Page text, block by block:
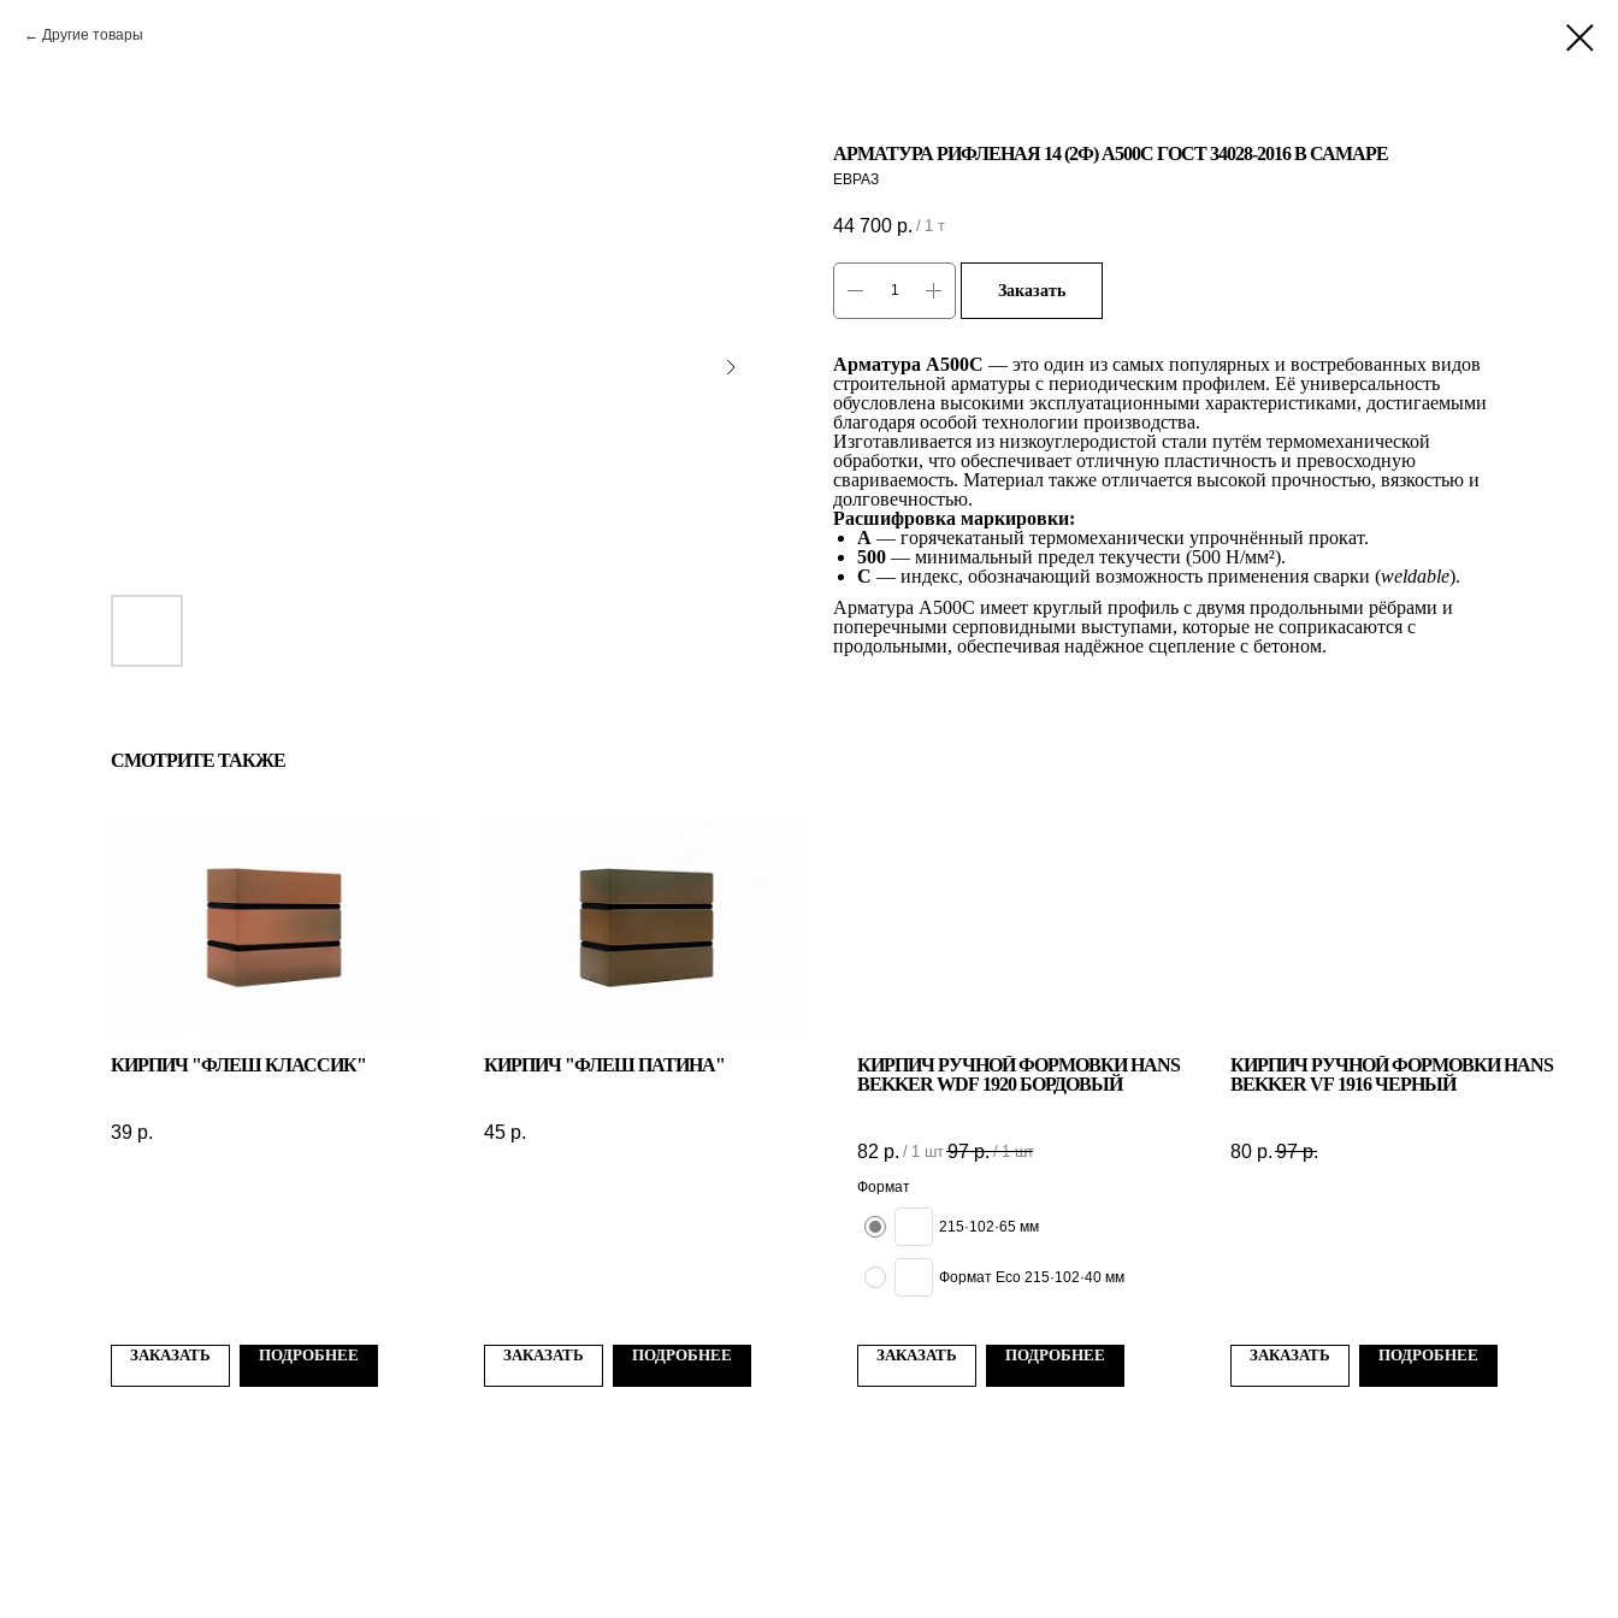
Другие товары
АРМАТУРА РИФЛЕНАЯ 14 (2Ф) А500С ГОСТ 34028-2016 В САМАРЕ
ЕВРАЗ
44 700 р. / 1 т
Заказать
Арматура А500С — это один из самых популярных и востребованных видов
строительной арматуры с периодическим профилем. Её универсальность
обусловлена высокими эксплуатационными характеристиками, достигаемыми
благодаря особой технологии производства.
Изготавливается из низкоуглеродистой стали путём термомеханической
обработки, что обеспечивает отличную пластичность и превосходную
свариваемость. Материал также отличается высокой прочностью, вязкостью и
долговечностью.
Расшифровка маркировки:
А — горячекатаный термомеханически упрочнённый прокат.
500 — минимальный предел текучести (500 Н/мм²).
С — индекс, обозначающий возможность применения сварки (weldable).
Арматура А500С имеет круглый профиль с двумя продольными рёбрами и
поперечными серповидными выступами, которые не соприкасаются с
продольными, обеспечивая надёжное сцепление с бетоном.
СМОТРИТЕ ТАКЖЕ
КИРПИЧ "ФЛЕШ КЛАССИК"
39 р.
ЗАКАЗАТЬ ПОДРОБНЕЕ
КИРПИЧ "ФЛЕШ ПАТИНА"
45 р.
ЗАКАЗАТЬ ПОДРОБНЕЕ
КИРПИЧ РУЧНОЙ ФОРМОВКИ HANS
BEKKER WDF 1920 БОРДОВЫЙ
82 р. / 1 шт 97 р. / 1 шт
Формат
215·102·65 мм
Формат Есо 215·102·40 мм
ЗАКАЗАТЬ ПОДРОБНЕЕ
КИРПИЧ РУЧНОЙ ФОРМОВКИ HANS
BEKKER VF 1916 ЧЕРНЫЙ
80 р. 97 р.
ЗАКАЗАТЬ ПОДРОБНЕЕ